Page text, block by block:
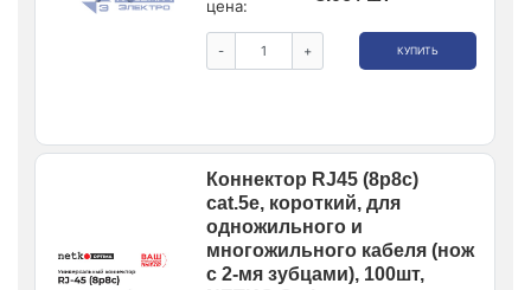
цена:
- + КУПИТЬ
Коннектор RJ45 (8p8c)
cat.5e, короткий, для
одножильного и
многожильного кабеля (нож
с 2-мя зубцами), 100шт,